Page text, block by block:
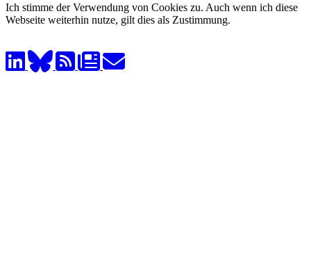
Ich stimme der Verwendung von Cookies zu. Auch wenn ich diese
Webseite weiterhin nutze, gilt dies als Zustimmung.